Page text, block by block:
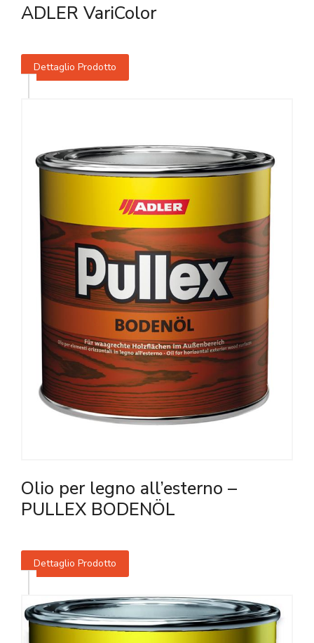
ADLER VariColor
Dettaglio Prodotto
Olio per legno all’esterno –
PULLEX BODENÖL
Dettaglio Prodotto